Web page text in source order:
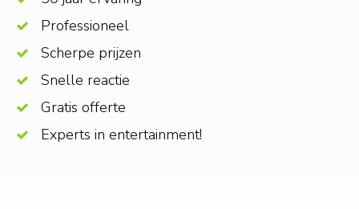
Professioneel
Scherpe prijzen
Snelle reactie
Gratis offerte
Experts in entertainment!